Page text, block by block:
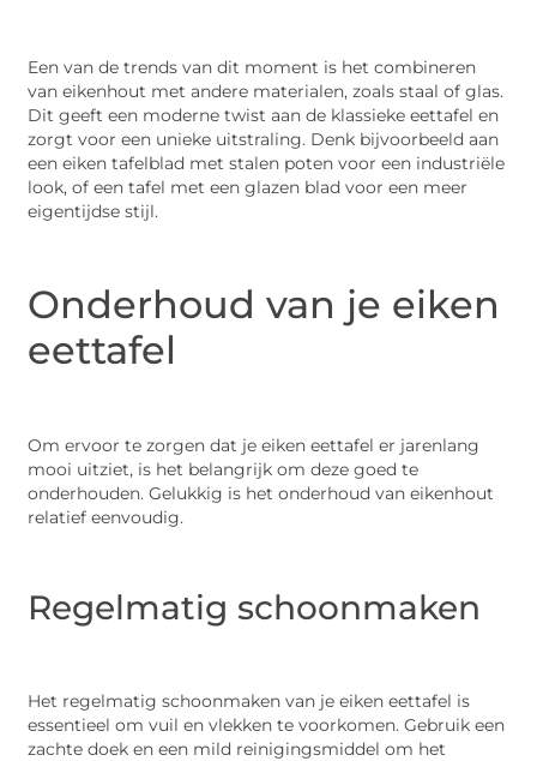
Een van de trends van dit moment is het combineren
van eikenhout met andere materialen, zoals staal of glas.
Dit geeft een moderne twist aan de klassieke eettafel en
zorgt voor een unieke uitstraling. Denk bijvoorbeeld aan
een eiken tafelblad met stalen poten voor een industriële
look, of een tafel met een glazen blad voor een meer
eigentijdse stijl.
Onderhoud van je eiken
eettafel
Om ervoor te zorgen dat je eiken eettafel er jarenlang
mooi uitziet, is het belangrijk om deze goed te
onderhouden. Gelukkig is het onderhoud van eikenhout
relatief eenvoudig.
Regelmatig schoonmaken
Het regelmatig schoonmaken van je eiken eettafel is
essentieel om vuil en vlekken te voorkomen. Gebruik een
zachte doek en een mild reinigingsmiddel om het